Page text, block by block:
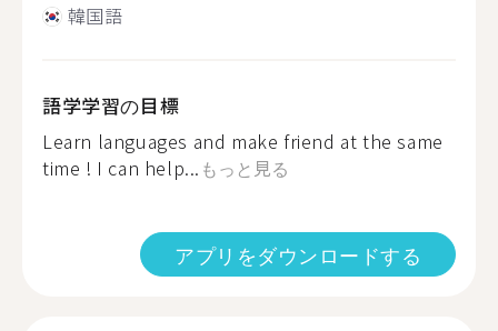
韓国語
語学学習の目標
Learn languages and make friend at the same
time ! I can help... もっと見る
アプリをダウンロードする